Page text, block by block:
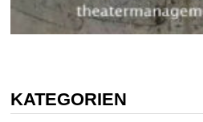
KATEGORIEN